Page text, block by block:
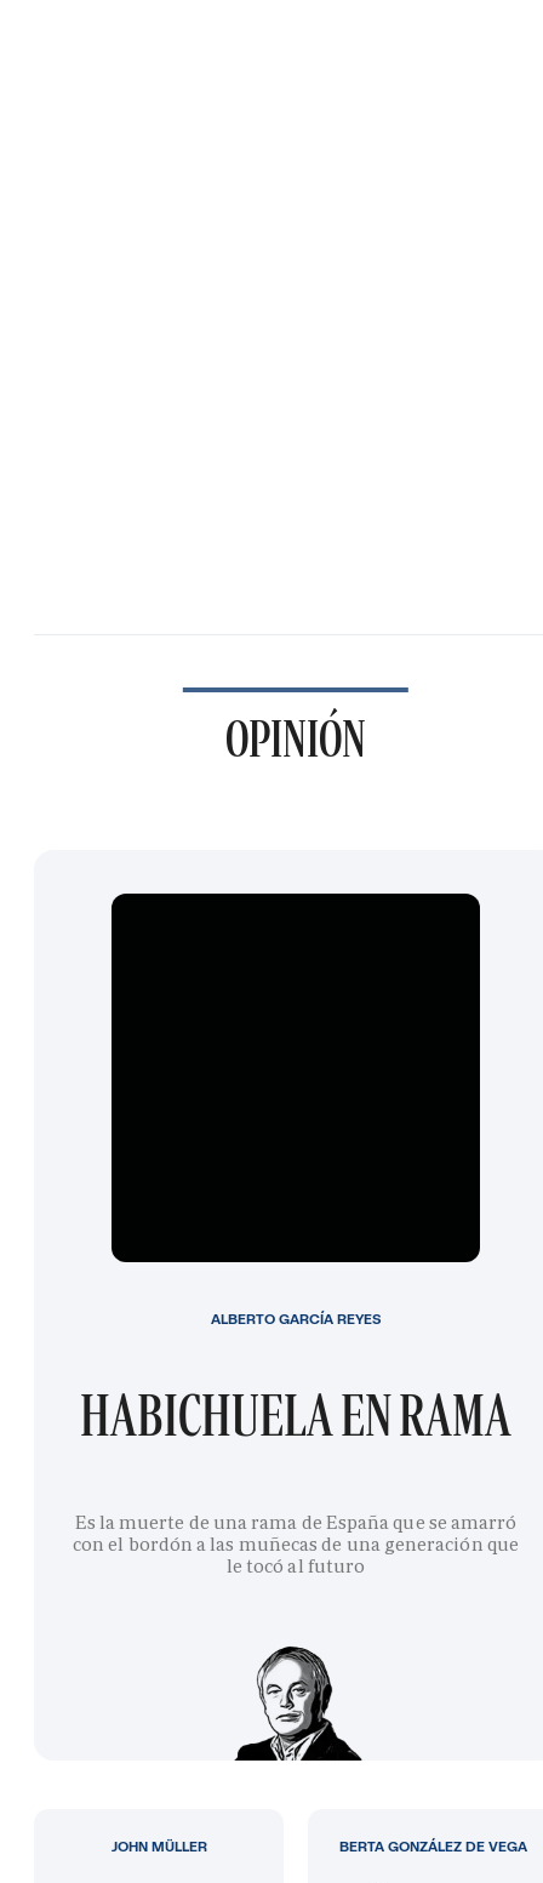
OPINIÓN
HABICHUELA EN RAMA
Es la muerte de una rama de España que se amarró
con el bordón a las muñecas de una generación que
le tocó al futuro
ALBERTO GARCÍA REYES
JOHN MÜLLER BERTA GONZÁLEZ DE VEGA